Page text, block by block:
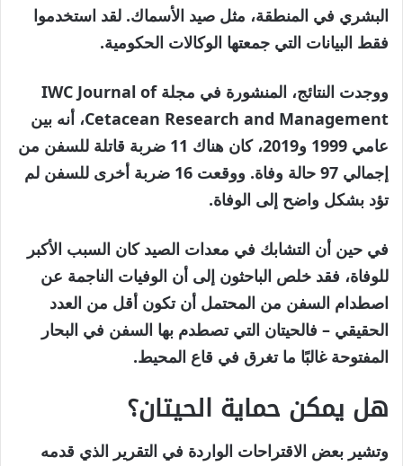
البشري في المنطقة، مثل صيد الأسماك. لقد استخدموا
فقط البيانات التي جمعتها الوكالات الحكومية.
ووجدت النتائج، المنشورة في مجلة IWC Journal of
Cetacean Research and Management، أنه بين
عامي 1999 و2019، كان هناك 11 ضربة قاتلة للسفن من
إجمالي 97 حالة وفاة. ووقعت 16 ضربة أخرى للسفن لم
تؤد بشكل واضح إلى الوفاة.
في حين أن التشابك في معدات الصيد كان السبب الأكبر
للوفاة، فقد خلص الباحثون إلى أن الوفيات الناجمة عن
اصطدام السفن من المحتمل أن تكون أقل من العدد
الحقيقي – فالحيتان التي تصطدم بها السفن في البحار
المفتوحة غالبًا ما تغرق في قاع المحيط.
هل يمكن حماية الحيتان؟
وتشير بعض الاقتراحات الواردة في التقرير الذي قدمه